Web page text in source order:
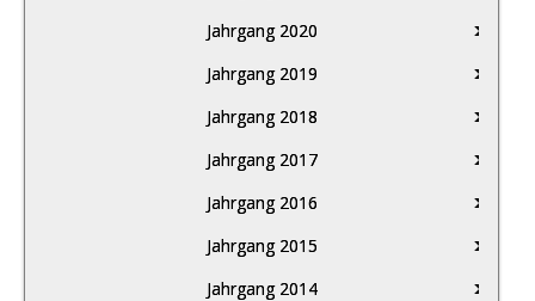
Jahrgang 2020
Jahrgang 2019
Jahrgang 2018
Jahrgang 2017
Jahrgang 2016
Jahrgang 2015
Jahrgang 2014